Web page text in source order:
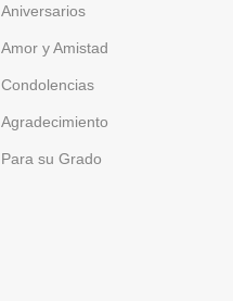
Aniversarios
Amor y Amistad
Condolencias
Agradecimiento
Para su Grado